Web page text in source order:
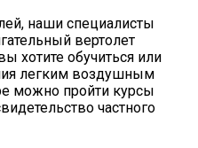
наши специалисты
вертолет
хотите обучиться или
легким воздушным
можно пройти курсы
частного